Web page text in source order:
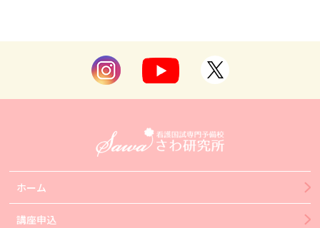
ホーム
講座申込